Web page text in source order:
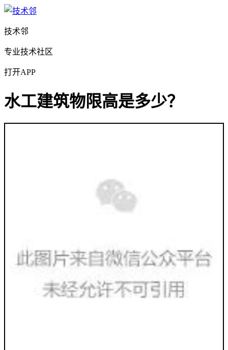
技术邻
专业技术社区
打开APP
水工建筑物限高是多少？